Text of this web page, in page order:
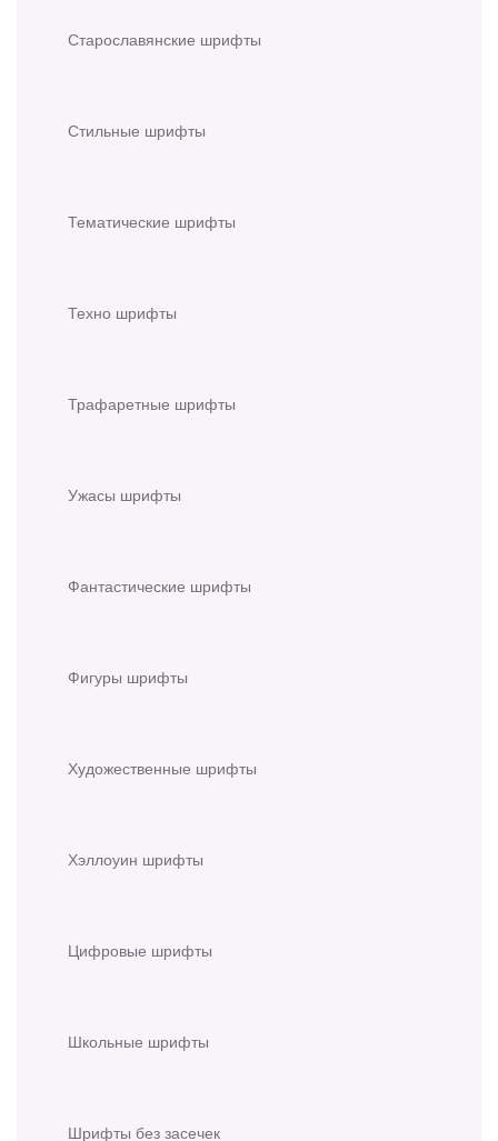
Старославянские шрифты
Стильные шрифты
Тематические шрифты
Техно шрифты
Трафаретные шрифты
Ужасы шрифты
Фантастические шрифты
Фигуры шрифты
Художественные шрифты
Хэллоуин шрифты
Цифровые шрифты
Школьные шрифты
Шрифты без засечек